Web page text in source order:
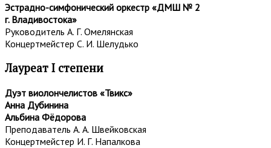
Эстрадно-симфонический оркестр «ДМШ № 2
г. Владивостока»
Руководитель А. Г. Омелянская
Концертмейстер С. И. Шелудько
Лауреат I степени
Дуэт виолончелистов «Твикс»
Анна Дубинина
Альбина Фёдорова
Преподаватель А. А. Швейковская
Концертмейстер И. Г. Напалкова